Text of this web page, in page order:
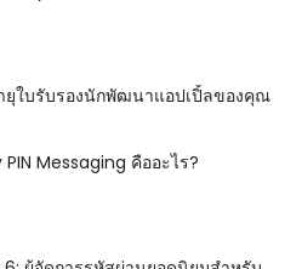
ยุใบรับรองนักพัฒนาแอปเปิ้ลของคุณ
Messaging คืออะไร?